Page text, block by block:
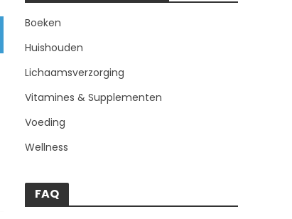
Boeken
Huishouden
Lichaamsverzorging
Vitamines & Supplementen
Voeding
Wellness
FAQ